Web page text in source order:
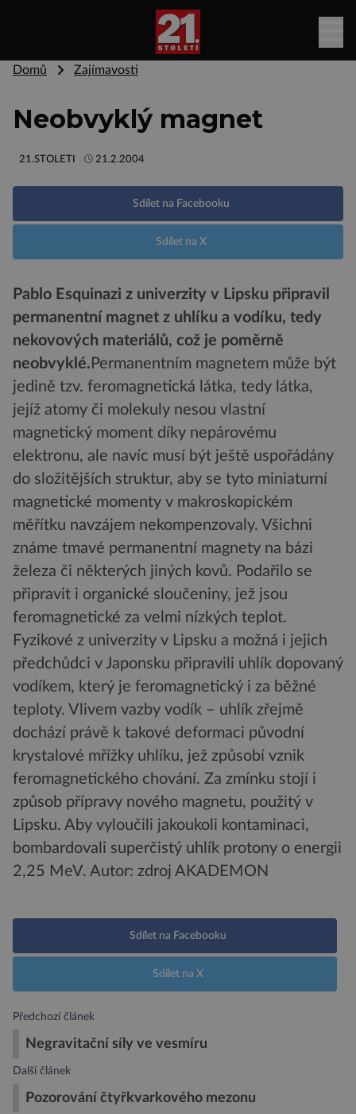
Domů Zajímavosti
Neobvyklý magnet
21.STOLETI 21.2.2004
Sdílet na Facebooku
Sdílet na X
Pablo Esquinazi z univerzity v Lipsku připravil
permanentní magnet z uhlíku a vodíku, tedy
nekovových materiálů, což je poměrně
neobvyklé. Permanentním magnetem může být
jedině tzv. feromagnetická látka, tedy látka,
jejíž atomy či molekuly nesou vlastní
magnetický moment díky nepárovému
elektronu, ale navíc musí být ještě uspořádány
do složitějších struktur, aby se tyto miniaturní
magnetické momenty v makroskopickém
měřítku navzájem nekompenzovaly. Všichni
známe tmavé permanentní magnety na bázi
železa či některých jiných kovů. Podařilo se
připravit i organické sloučeniny, jež jsou
feromagnetické za velmi nízkých teplot.
Fyzikové z univerzity v Lipsku a možná i jejich
předchůdci v Japonsku připravili uhlík dopovaný
vodíkem, který je feromagnetický i za běžné
teploty. Vlivem vazby vodík – uhlík zřejmě
dochází právě k takové deformaci původní
krystalové mřížky uhlíku, jež způsobí vznik
feromagnetického chování. Za zmínku stojí i
způsob přípravy nového magnetu, použitý v
Lipsku. Aby vyloučili jakoukoli kontaminaci,
bombardovali superčistý uhlík protony o energii
2,25 MeV. Autor: zdroj AKADEMON
Sdílet na Facebooku
Sdílet na X
Předchozí článek
Negravitační síly ve vesmíru
Další článek
Pozorování čtyřkvarkového mezonu